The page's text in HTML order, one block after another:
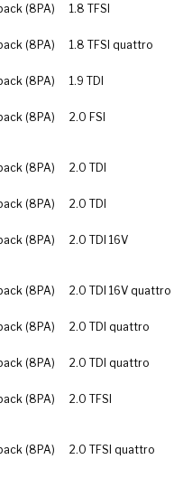
(8PA) 1.8 TFSI
(8PA) 1.8 TFSI quattro
(8PA) 1.9 TDI
(8PA) 2.0 FSI
(8PA) 2.0 TDI
(8PA) 2.0 TDI
(8PA) 2.0 TDI 16V
(8PA) 2.0 TDI 16V quattro
(8PA) 2.0 TDI quattro
(8PA) 2.0 TDI quattro
(8PA) 2.0 TFSI
(8PA) 2.0 TFSI quattro